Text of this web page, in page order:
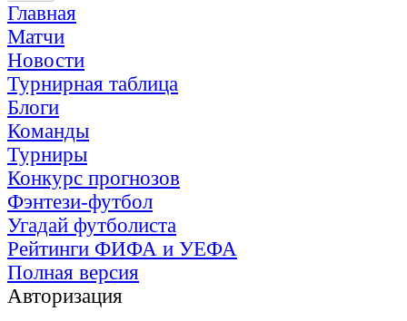
Главная
Матчи
Новости
Турнирная таблица
Блоги
Команды
Турниры
Конкурс прогнозов
Фэнтези-футбол
Угадай футболиста
Рейтинги ФИФА и УЕФА
Полная версия
Авторизация